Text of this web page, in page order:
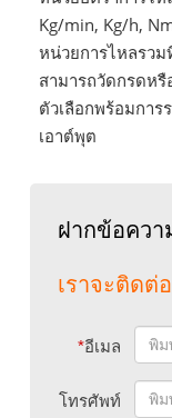
Kg/min, Kg/h,
หน่วยการไหลรวม
สามารถวัดกรดห
ตัวเลือกพร้อมกา
เอาต์พุต
ฝากข้อควา
เราจะติดต่
*อีเมล
โทรศัพท์